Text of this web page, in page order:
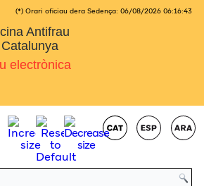
(*) Orari oficiau dera Sedença: 06/08/2026 06:16:43
Antifrau
electrònica